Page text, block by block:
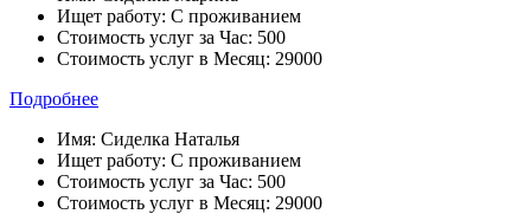
Ищет работу: С проживанием
Стоимость услуг за Час: 500
Стоимость услуг в Месяц: 29000
Подробнее
Имя: Сиделка Наталья
Ищет работу: С проживанием
Стоимость услуг за Час: 500
Стоимость услуг в Месяц: 29000